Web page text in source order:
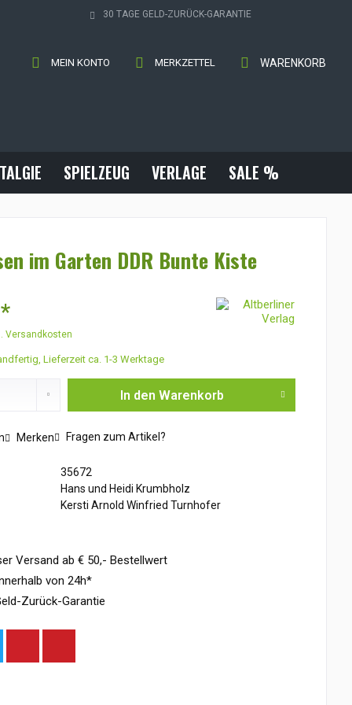
30 TAGE GELD-ZURÜCK-GARANTIE
WARENKORB
MERKZETTEL
MEIN KONTO
SPIELZEUG VERLAGE SALE %
im Garten DDR Bunte Kiste
Versandkosten
Lieferzeit ca. 1-3 Werktage
In den Warenkorb
Merken Fragen zum Artikel?
35672
Hans und Heidi Krumbholz
Kersti Arnold Winfried Turnhofer
Versand ab € 50,- Bestellwert
von 24h*
Zurück-Garantie